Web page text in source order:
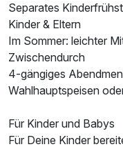
Separates
Kinder & Eltern
Im Sommer: leichter
Zwischendurch
4-gängiges
Wahlhauptspeisen
Für Kinder und Babys
Für Deine Kinder